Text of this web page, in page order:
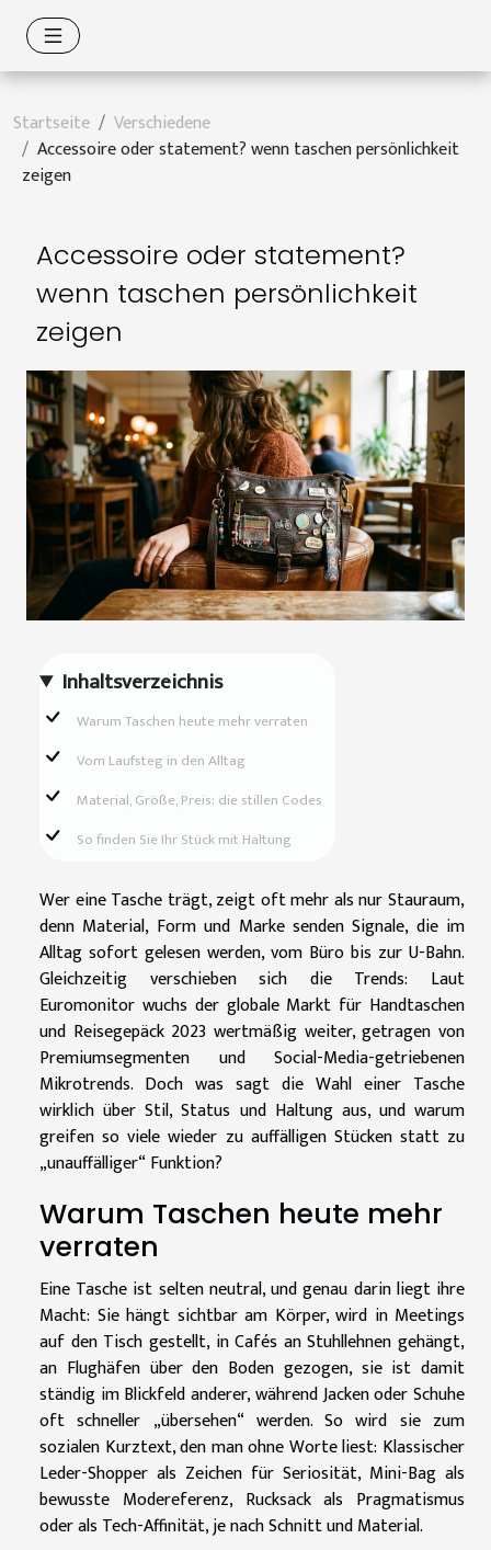
Startseite
Verschiedene
Accessoire oder statement? wenn taschen persönlichkeit
zeigen
Accessoire oder statement?
wenn taschen persönlichkeit
zeigen
Inhaltsverzeichnis
Warum Taschen heute mehr verraten
Vom Laufsteg in den Alltag
Material, Größe, Preis: die stillen Codes
So finden Sie Ihr Stück mit Haltung
Wer eine Tasche trägt, zeigt oft mehr als nur Stauraum,
denn Material, Form und Marke senden Signale, die im
Alltag sofort gelesen werden, vom Büro bis zur U-Bahn.
Gleichzeitig verschieben sich die Trends: Laut
Euromonitor wuchs der globale Markt für Handtaschen
und Reisegepäck 2023 wertmäßig weiter, getragen von
Premiumsegmenten und Social-Media-getriebenen
Mikrotrends. Doch was sagt die Wahl einer Tasche
wirklich über Stil, Status und Haltung aus, und warum
greifen so viele wieder zu auffälligen Stücken statt zu
„unauffälliger“ Funktion?
Warum Taschen heute mehr
verraten
Eine Tasche ist selten neutral, und genau darin liegt ihre
Macht: Sie hängt sichtbar am Körper, wird in Meetings
auf den Tisch gestellt, in Cafés an Stuhllehnen gehängt,
an Flughäfen über den Boden gezogen, sie ist damit
ständig im Blickfeld anderer, während Jacken oder Schuhe
oft schneller „übersehen“ werden. So wird sie zum
sozialen Kurztext, den man ohne Worte liest: Klassischer
Leder-Shopper als Zeichen für Seriosität, Mini-Bag als
bewusste Modereferenz, Rucksack als Pragmatismus
oder als Tech-Affinität, je nach Schnitt und Material.